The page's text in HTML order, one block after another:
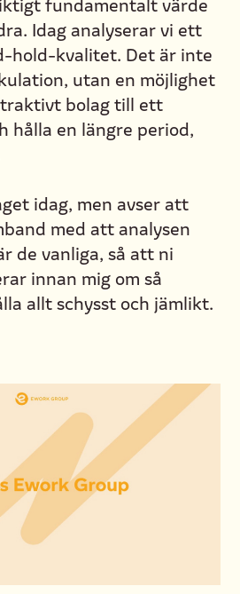
Idag analyserar vi ett
hold-kvalitet. Det är inte
utan en möjlighet
bolag till ett
hålla en längre period,
idag, men avser att
med att analysen
de vanliga, så att ni
innan mig om så
allt schysst och jämlikt.